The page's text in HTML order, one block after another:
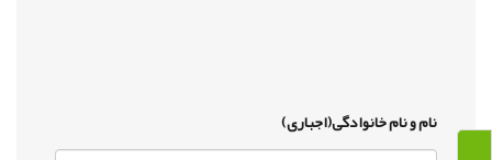
نام و نام خانوادگی(اجباری)